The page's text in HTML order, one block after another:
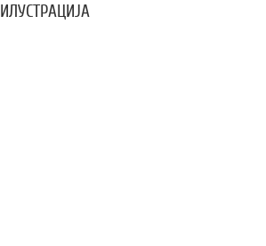
ИЛУСТРАЦИЈА